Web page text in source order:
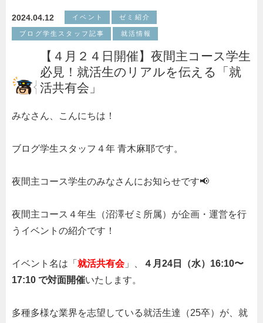
2024.04.12 イベント ゼミ紹介
ブログ学生スタッフ記事 就活情報
【４月２４日開催】夜間主コース学生
必見！就活生のリアルを伝える「就
活共有会」
みなさん、こんにちは！
ブログ学生スタッフ４年 青木麻耶です。
夜間主コース学生のみなさんにお知らせです📢
夜間主コース４年生（沼澤ゼミ所属）が企画・運営を行
うイベントの紹介です！
イベント名は「 就活共有会」、
４月24日（水）16:10〜
17:10 で対面開催いたします。
多種多様な業界を志望している就活生達（25卒）が、就